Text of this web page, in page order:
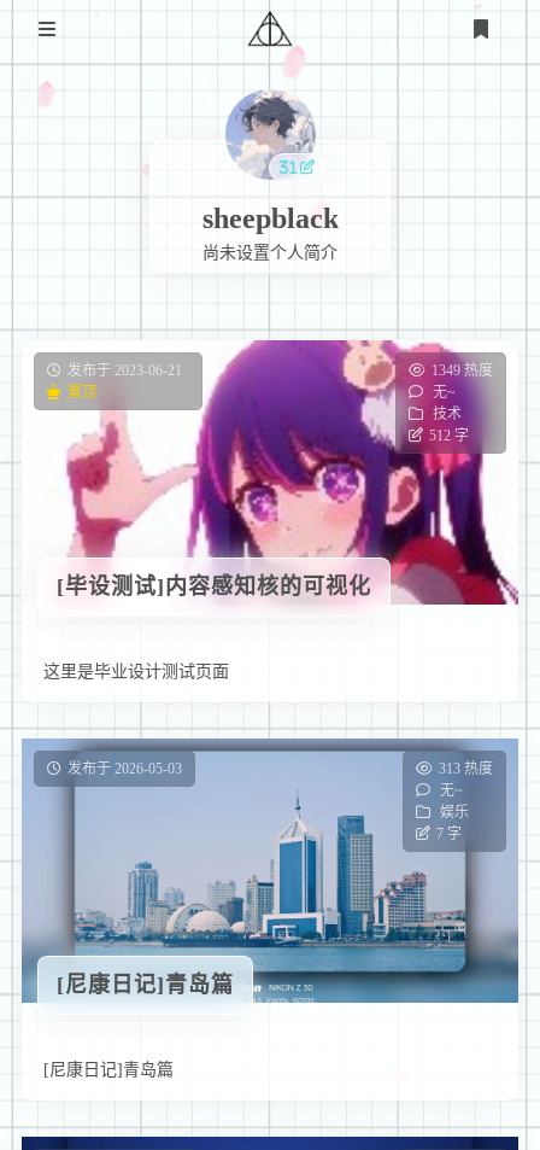
bug记录
技术分享
课设记录
娱乐
壁纸分享
登录
sheepblack
尚未设置个人简介
发布于 2023-06-21
置顶
1349 热度
无~
技术
512 字
[毕设测试]内容感知核的可视化
这里是毕业设计测试页面
发布于 2026-05-03
313 热度
无~
娱乐
7 字
[尼康日记]青岛篇
[尼康日记]青岛篇